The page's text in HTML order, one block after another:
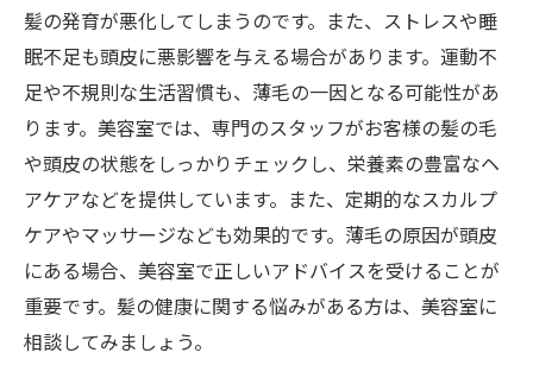
髪の発育が悪化してしまうのです。また、ストレスや睡
眠不足も頭皮に悪影響を与える場合があります。運動不
足や不規則な生活習慣も、薄毛の一因となる可能性があ
ります。美容室では、専門のスタッフがお客様の髪の毛
や頭皮の状態をしっかりチェックし、栄養素の豊富なヘ
アケアなどを提供しています。また、定期的なスカルプ
ケアやマッサージなども効果的です。薄毛の原因が頭皮
にある場合、美容室で正しいアドバイスを受けることが
重要です。髪の健康に関する悩みがある方は、美容室に
相談してみましょう。